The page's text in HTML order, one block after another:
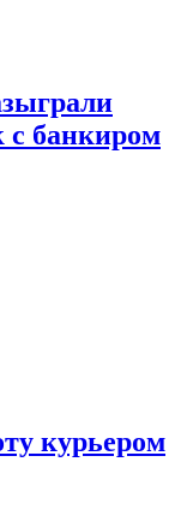
с банкиром
курьером